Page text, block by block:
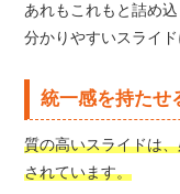
あれもこれもと詰め
分かりやすいスライド
統一感を持たせ
質の高いスライドは
されています。